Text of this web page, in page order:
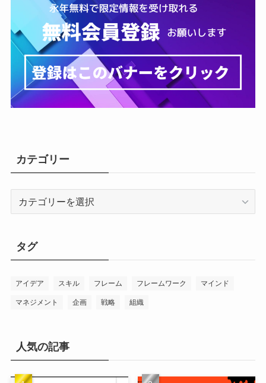
カテゴリー
ー
タグ
アイデア スキル フレーム フレームワーク マインド
マネジメント 企画 戦略 組織
人気の記事